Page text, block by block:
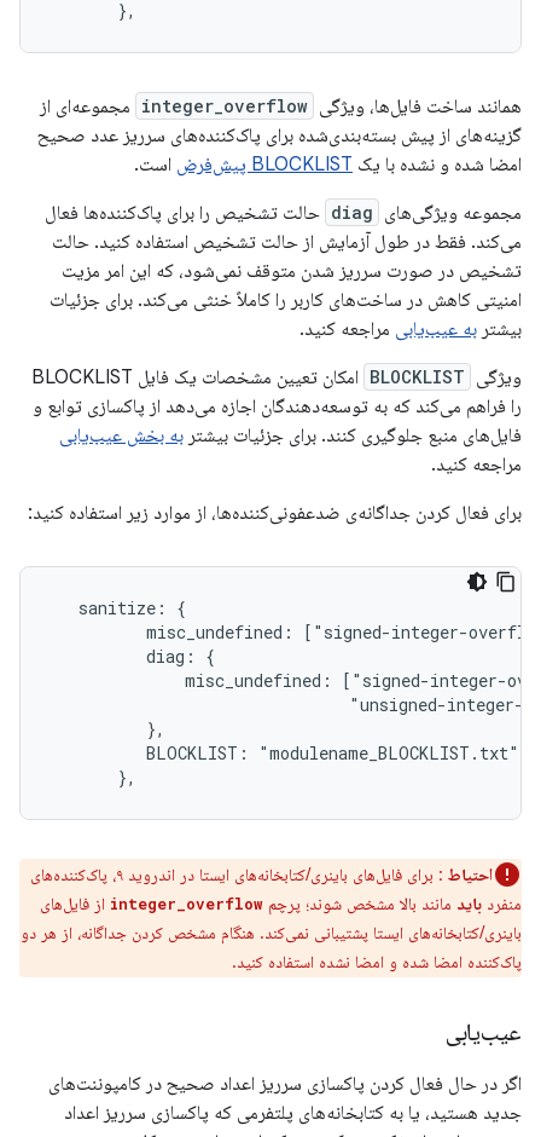
       },
همانند ساخت فایل‌ها، ویژگی integer_overflow مجموعه‌ای از
گزینه‌های از پیش بسته‌بندی‌شده برای پاک‌کننده‌های سرریز عدد صحیح
امضا شده و نشده با یک BLOCKLIST پیش‌فرض
است.
مجموعه ویژگی‌های diag حالت تشخیص را برای پاک‌کننده‌ها فعال
می‌کند. فقط در طول آزمایش از حالت تشخیص استفاده کنید. حالت
تشخیص در صورت سرریز شدن متوقف نمی‌شود، که این امر مزیت
امنیتی کاهش در ساخت‌های کاربر را کاملاً خنثی می‌کند. برای جزئیات
بیشتر به عیب‌یابی مراجعه کنید.
ویژگی BLOCKLIST
امکان تعیین مشخصات یک فایل BLOCKLIST
را فراهم می‌کند که به توسعه‌دهندگان اجازه می‌دهد از پاکسازی توابع و
فایل‌های منبع جلوگیری کنند. برای جزئیات بیشتر به بخش عیب‌یابی
مراجعه کنید.
برای فعال کردن جداگانه‌ی ضدعفونی‌کننده‌ها، از موارد زیر استفاده کنید:
   sanitize: {
misc_undefined: ["signed-integer-
          diag: {
misc_undefined: ["signed-integer-
"unsigned-integer-
          },
          BLOCKLIST: "modulename_BLOCKLIST.txt",
       },
احتیاط
: برای فایل‌های باینری/کتابخانه‌های ایستا در اندروید ۹، پاک‌کننده‌های
منفرد باید مانند بالا مشخص شوند؛ پرچم integer_overflow از فایل‌های
باینری/کتابخانه‌های ایستا پشتیبانی نمی‌کند. هنگام مشخص کردن جداگانه، از هر دو
پاک‌کننده امضا شده و امضا نشده استفاده کنید.
عیب‌یابی
اگر در حال فعال کردن پاکسازی سرریز اعداد صحیح در کامپوننت‌های
جدید هستید، یا به کتابخانه‌های پلتفرمی که پاکسازی سرریز اعداد